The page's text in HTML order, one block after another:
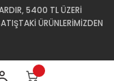
5400 TL ÜZERİ
ÜRÜNLERİMİZDEN